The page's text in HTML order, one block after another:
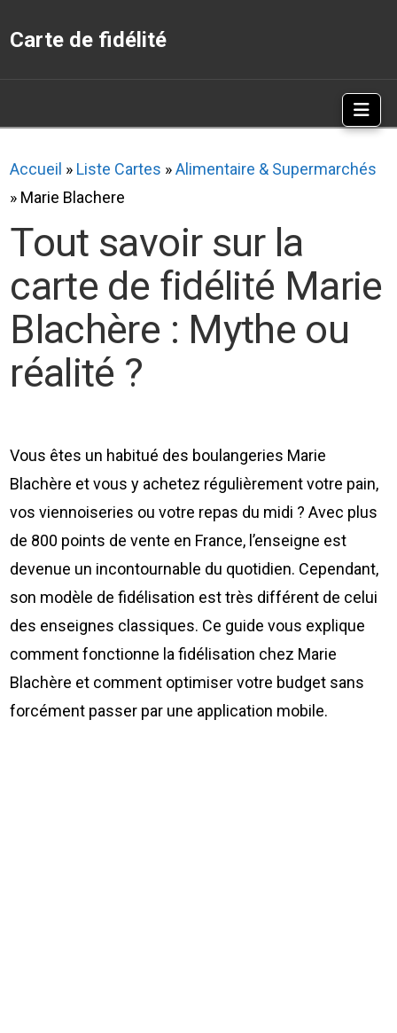
Carte de fidélité
Accueil » Liste Cartes » Alimentaire & Supermarchés
» Marie Blachere
Tout savoir sur la
carte de fidélité Marie
Blachère : Mythe ou
réalité ?
Vous êtes un habitué des boulangeries Marie
Blachère et vous y achetez régulièrement votre pain,
vos viennoiseries ou votre repas du midi ? Avec plus
de 800 points de vente en France, l’enseigne est
devenue un incontournable du quotidien. Cependant,
son modèle de fidélisation est très différent de celui
des enseignes classiques. Ce guide vous explique
comment fonctionne la fidélisation chez Marie
Blachère et comment optimiser votre budget sans
forcément passer par une application mobile.